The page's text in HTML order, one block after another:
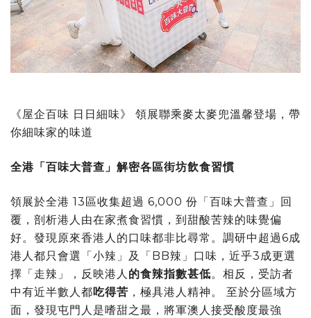
《屋企百味 日日細味》 領展聯乘麥太麥兜溫馨登場，帶
你細味家的味道
全港「百味大普查」解密各區街坊飲食習慣
領展於全港 13區收集超過 6,000 份「百味大普查」回
覆，剖析港人由在家煮食習慣，到甜酸苦辣的味覺偏
好。發現原來香港人的口味都非比尋常。調研中超過6成
港人都只會選「小辣」及「BB辣」口味，近乎3成更選
擇「走辣」，反映港人 的食辣指數甚低。相反，受訪者
中有近半數人都吃得苦 ，極具港人精神。 至於分區域方
面，發現屯門人是嗜甜之最，將軍澳人接受酸度最強